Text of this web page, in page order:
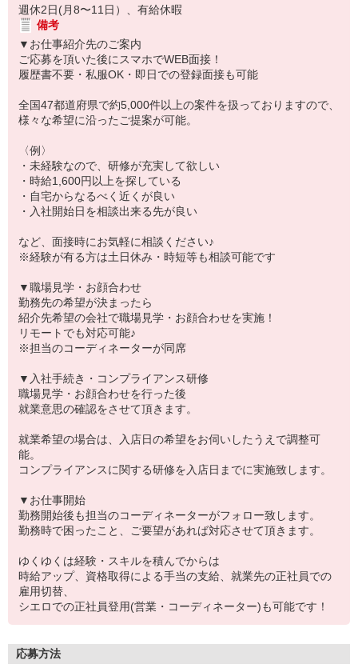
週休2日(月8〜11日）、有給休暇
備考
▼お仕事紹介先のご案内
ご応募を頂いた後にスマホでWEB面接！
履歴書不要・私服OK・即日での登録面接も可能
全国47都道府県で約5,000件以上の案件を扱っておりますので、
様々な希望に沿ったご提案が可能。
〈例〉
・未経験なので、研修が充実して欲しい
・時給1,600円以上を探している
・自宅からなるべく近くが良い
・入社開始日を相談出来る先が良い
など、面接時にお気軽に相談ください♪
※経験が有る方は土日休み・時短等も相談可能です
▼職場見学・お顔合わせ
勤務先の希望が決まったら
紹介先希望の会社で職場見学・お顔合わせを実施！
リモートでも対応可能♪
※担当のコーディネーターが同席
▼入社手続き・コンプライアンス研修
職場見学・お顔合わせを行った後
就業意思の確認をさせて頂きます。
就業希望の場合は、入店日の希望をお伺いしたうえで調整可
能。
コンプライアンスに関する研修を入店日までに実施致します。
▼お仕事開始
勤務開始後も担当のコーディネーターがフォロー致します。
勤務時で困ったこと、ご要望があれば対応させて頂きます。
ゆくゆくは経験・スキルを積んでからは
時給アップ、資格取得による手当の支給、就業先の正社員での
雇用切替、
シエロでの正社員登用(営業・コーディネーター)も可能です！
応募方法